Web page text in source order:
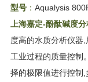
型号： Aqualysis
上海嘉定-酚酞碱度
度高的水质分析仪器
工业过程的质量控制
择的极限值进行控制